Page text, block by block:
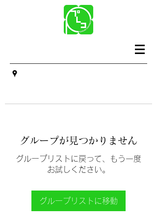
グループが見つかりません
グループリストに戻って、もう一度
お試しください。
グループリストに移動